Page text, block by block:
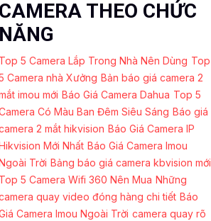
CAMERA THEO CHỨC
NĂNG
Top 5 Camera Lắp Trong Nhà Nên Dùng Top
Camera nhà Xưởng Bản báo giá camera 2
imou mới Báo Giá Camera Dahua Top 5
Có Màu Ban Đêm Siêu Sáng Báo giá
2 mắt hikvision Báo Giá Camera IP
Mới Nhất Báo Giá Camera Imou
Trời Bảng báo giá camera kbvision mới
Top 5 Camera Wifi 360 Nên Mua Những
quay video đóng hàng chi tiết Báo
Camera Imou Ngoài Trời camera quay rõ